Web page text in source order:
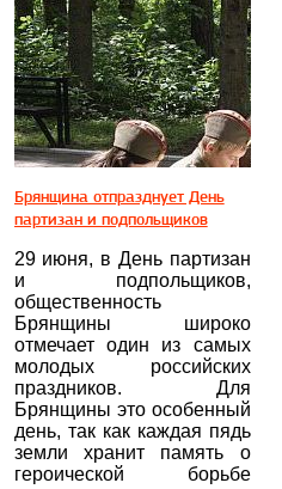
Брянщина отпразднует День
партизан и подпольщиков
29 июня, в День партизан
и подпольщиков,
общественность
Брянщины широко
отмечает один из самых
молодых российских
праздников. Для
Брянщины это особенный
день, так как каждая пядь
земли хранит память о
героической борьбе